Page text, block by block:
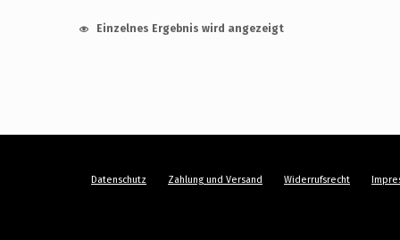
Einzelnes Ergebnis wird angezeigt
Datenschutz Zahlung und Versand Widerrufsrecht